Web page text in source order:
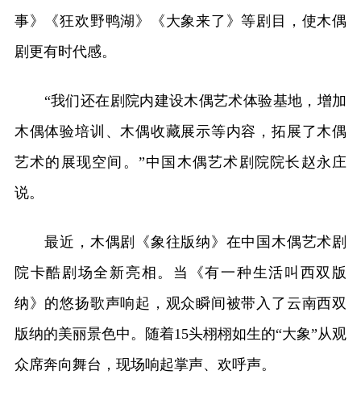
事》《狂欢野鸭湖》《大象来了》等剧目，使木偶
剧更有时代感。
“我们还在剧院内建设木偶艺术体验基地，增加
木偶体验培训、木偶收藏展示等内容，拓展了木偶
艺术的展现空间。”中国木偶艺术剧院院长赵永庄
说。
最近，木偶剧《象往版纳》在中国木偶艺术剧
院卡酷剧场全新亮相。当《有一种生活叫西双版
纳》的悠扬歌声响起，观众瞬间被带入了云南西双
版纳的美丽景色中。随着15头栩栩如生的“大象”从观
众席奔向舞台，现场响起掌声、欢呼声。